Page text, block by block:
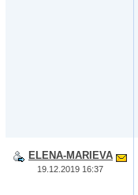
ELENA-MARIEVA
19.12.2019 16:37